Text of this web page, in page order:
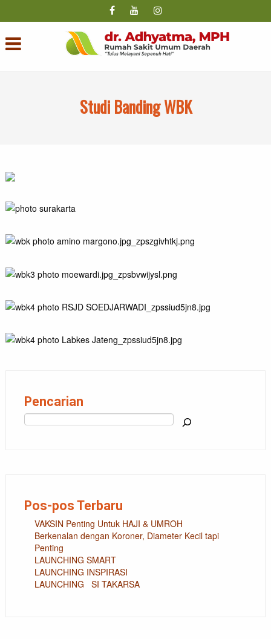
Studi Banding WBK
Pencarian
Pos-pos Terbaru
VAKSIN Penting Untuk HAJI & UMROH
Berkenalan dengan Koroner, Diameter Kecil tapi
Penting
LAUNCHING SMART
LAUNCHING INSPIRASI
LAUNCHING SI TAKARSA